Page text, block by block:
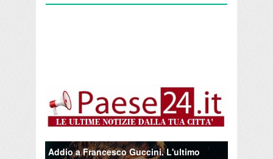
Addio a Francesco Guccini. L'ultimo